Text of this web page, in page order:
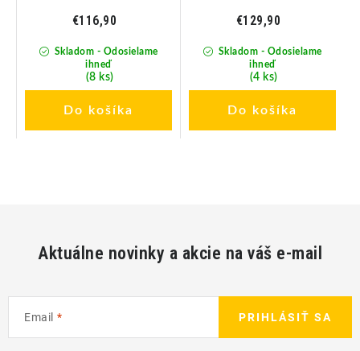
Skladom - Odosielame
ihneď
(8 ks)
€116,90
Do košíka
Skladom - Odosielame
ihneď
(4 ks)
€129,90
Do košíka
Aktuálne novinky a akcie na váš e-mail
Email PRIHLÁSIŤ SA